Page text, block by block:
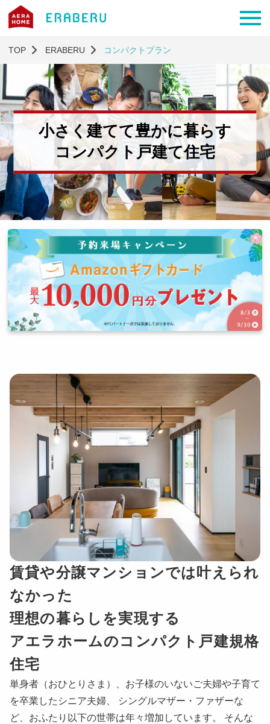
TOP ERABERU コンパクトプラン
小さく建てて豊かに暮らす
コンパクト戸建て住宅
賃貸や分譲マンションでは叶えられ
なかった
理想の暮らしを実現する
アエラホームのコンパクト戸建規格
住宅
単身者（おひとりさま）、お子様のいないご夫婦や子育て
を卒業したシニア夫婦、 シングルマザー・ファザーな
ど、おふたり以下の世帯は年々増加しています。 そんな